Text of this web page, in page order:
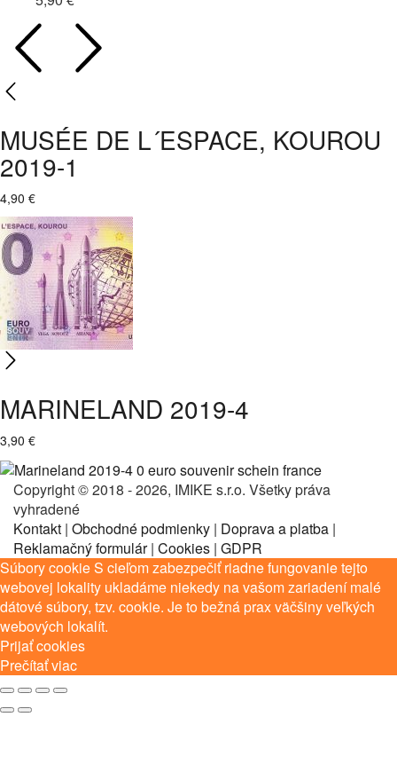
MUSÉE DE L´ESPACE, KOUROU
2019-1
4,90 €
MARINELAND 2019-4
3,90 €
Copyright © 2018 - 2026, IMIKE s.r.o. Všetky práva
vyhradené
Kontakt | Obchodné podmienky | Doprava a platba |
Reklamačný formulár| Cookies | GDPR
Súbory cookie S cieľom zabezpečiť riadne fungovanie tejto
webovej lokality ukladáme niekedy na vašom zariadení malé
dátové súbory, tzv. cookie. Je to bežná prax väčšiny veľkých
webových lokalít.
Prijať cookies
Prečítať viac